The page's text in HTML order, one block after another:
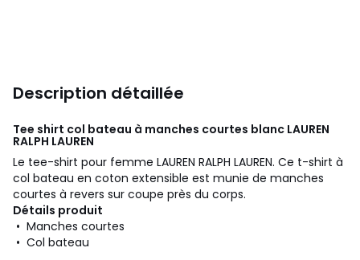
Description détaillée
Tee shirt col bateau à manches courtes blanc LAUREN
RALPH LAUREN
Le tee-shirt pour femme LAUREN RALPH LAUREN. Ce t-shirt à
col bateau en coton extensible est munie de manches
courtes à revers sur coupe près du corps.
Détails produit
• Manches courtes
• Col bateau